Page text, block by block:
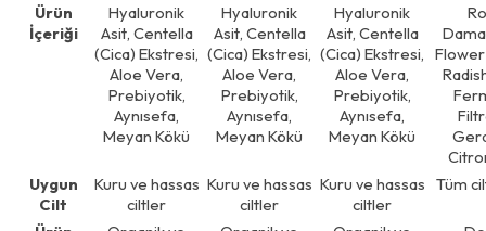
Ürün
İçeriği
Hyaluronik
Asit, Centella
(Cica) Ekstresi,
Aloe Vera,
Prebiyotik,
Aynısefa,
Meyan Kökü
Hyaluronik
Asit, Centella
(Cica) Ekstresi,
Aloe Vera,
Prebiyotik,
Aynısefa,
Meyan Kökü
Hyaluronik
Asit, Centella
(Cica) Ekstresi,
Aloe Vera,
Prebiyotik,
Aynısefa,
Meyan Kökü
Uygun
Cilt
Kuru ve hassas
ciltler
Kuru ve hassas
ciltler
Kuru ve hassas
ciltler
Tüm